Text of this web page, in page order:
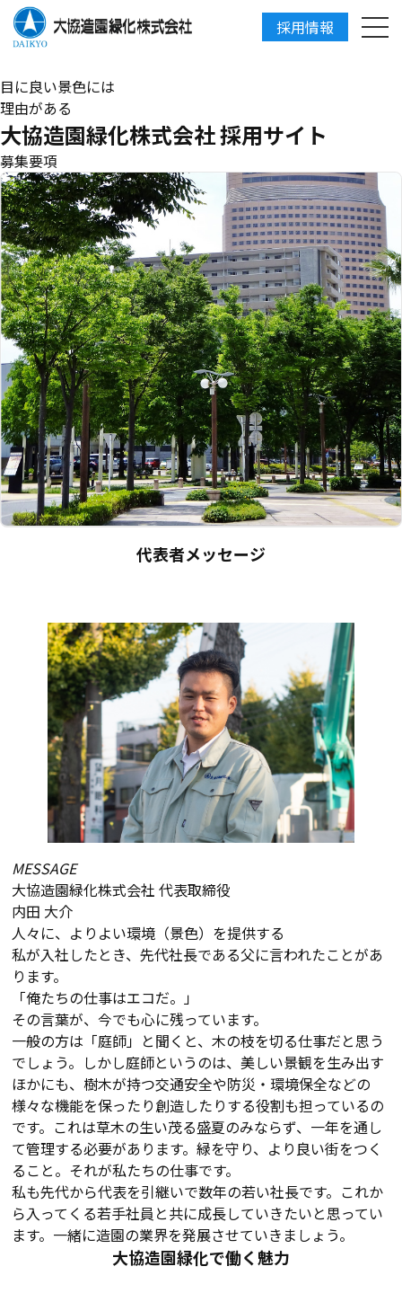
採用情報
目に良い景色には
理由がある
大協造園緑化株式会社 採用サイト
募集要項
代表者メッセージ
MESSAGE
大協造園緑化株式会社 代表取締役
内田 大介
人々に、よりよい環境（景色）を提供する
私が入社したとき、先代社長である父に言われたことがあ
ります。
「俺たちの仕事はエコだ。」
その言葉が、今でも心に残っています。
一般の方は「庭師」と聞くと、木の枝を切る仕事だと思う
でしょう。しかし庭師というのは、美しい景観を生み出す
ほかにも、樹木が持つ交通安全や防災・環境保全などの
様々な機能を保ったり創造したりする役割も担っているの
です。これは草木の生い茂る盛夏のみならず、一年を通し
て管理する必要があります。緑を守り、より良い街をつく
ること。それが私たちの仕事です。
私も先代から代表を引継いで数年の若い社長です。これか
ら入ってくる若手社員と共に成長していきたいと思ってい
ます。一緒に造園の業界を発展させていきましょう。
大協造園緑化で働く魅力